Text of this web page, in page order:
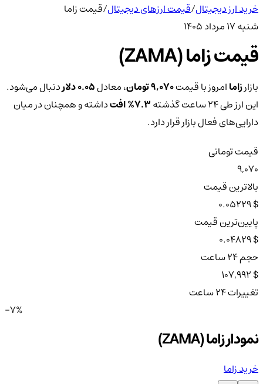
خرید ارز دیجیتال/قیمت ارزهای دیجیتال/قیمت زاما
شنبه ۱۷ مرداد ۱۴۰۵
قیمت زاما (ZAMA)
بازارزاماامروز با قیمت9,070 تومان ، معادل0.05 دلار
دنبال می‌شود.
این ارز طی ۲۴ ساعت گذشته
7.3% افتداشته و همچنان در میان
دارایی‌های فعال بازار قرار دارد.
قیمت تومانی
9,070
بالاترین قیمت
$ 0.05229
پایین‌ترین قیمت
$ 0.04829
حجم ۲۴ ساعت
$ 107,992
تغییرات ۲۴ ساعت
-7%
نمودار زاما (ZAMA)
خرید زاما